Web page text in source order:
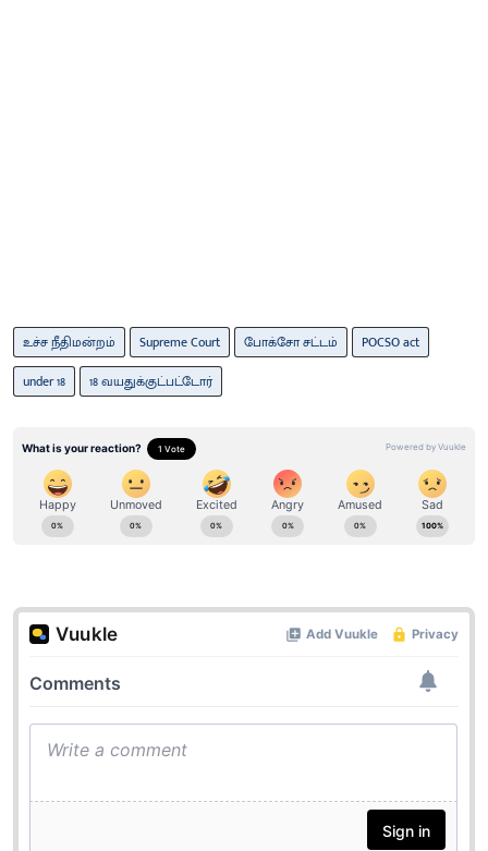
உச்ச நீதிமன்றம் Supreme Court போக்சோ சட்டம்
POCSO act
under 18
18 வயதுக்குட்பட்டோர்